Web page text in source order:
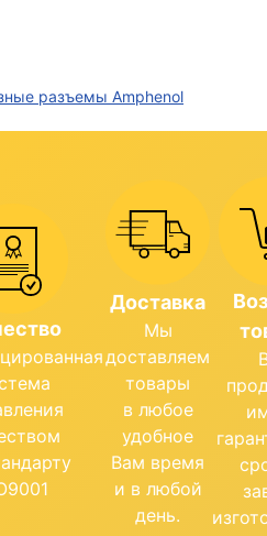
разъемы Amphenol
Доставка
Мы
доставляем
товары
в любое
удобное
Вам время
и в любой
день.